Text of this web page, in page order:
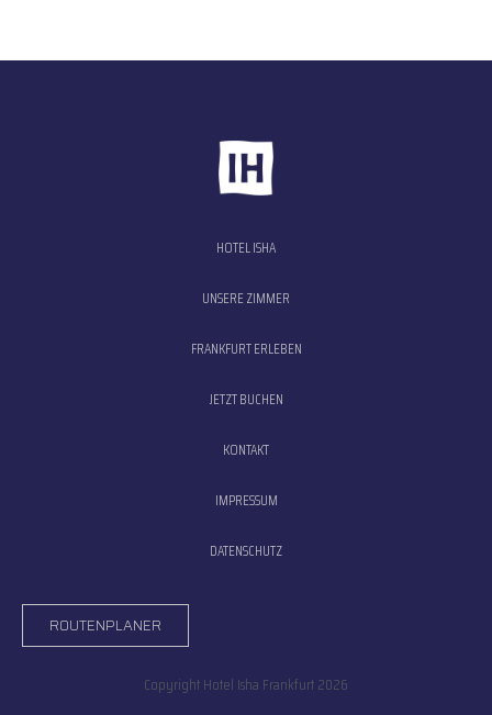
HOTEL ISHA
UNSERE ZIMMER
FRANKFURT ERLEBEN
JETZT BUCHEN
KONTAKT
IMPRESSUM
DATENSCHUTZ
ROUTENPLANER
Copyright Hotel Isha Frankfurt 2026